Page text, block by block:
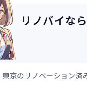
リノバイな
東京のリノベーション済